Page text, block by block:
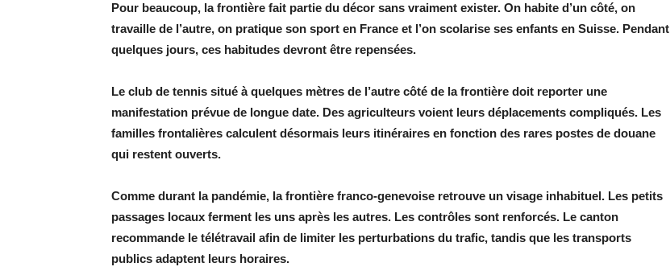
Pour beaucoup, la frontière fait partie du décor sans vraiment exister. On habite d’un côté, on
travaille de l’autre, on pratique son sport en France et l’on scolarise ses enfants en Suisse. Pendant
quelques jours, ces habitudes devront être repensées.
Le club de tennis situé à quelques mètres de l’autre côté de la frontière doit reporter une
manifestation prévue de longue date. Des agriculteurs voient leurs déplacements compliqués. Les
familles frontalières calculent désormais leurs itinéraires en fonction des rares postes de douane
qui restent ouverts.
Comme durant la pandémie, la frontière franco-genevoise retrouve un visage inhabituel. Les petits
passages locaux ferment les uns après les autres. Les contrôles sont renforcés. Le canton
recommande le télétravail afin de limiter les perturbations du trafic, tandis que les transports
publics adaptent leurs horaires.